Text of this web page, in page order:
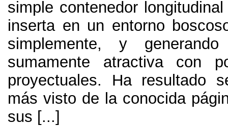
simple contenedor
inserta en un entorno
simplemente, y
sumamente atractiva con
proyectuales. Ha resultado
más visto de la conocida
sus [...]